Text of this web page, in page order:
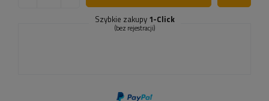
Szybkie zakupy 1-Click
(bez rejestracji)